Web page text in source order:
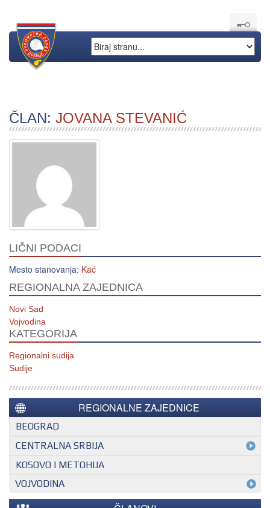
ČLAN: JOVANA STEVANIĆ
LIČNI PODACI
Mesto stanovanja: Kać
REGIONALNA ZAJEDNICA
Novi Sad
Vojvodina
KATEGORIJA
Regionalni sudija
Sudije
REGIONALNE ZAJEDNICE
BEOGRAD
CENTRALNA SRBIJA
KOSOVO I METOHIJA
VOJVODINA